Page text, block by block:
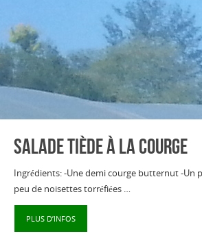
Salade tiède à la courge
Ingrédients: -Une demi courge butternut -Un
peu de noisettes torréfiées …
PLUS D’INFOS